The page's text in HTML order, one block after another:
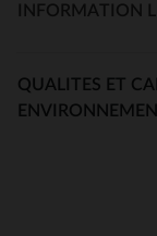
INFORMATION
QUALITES ET